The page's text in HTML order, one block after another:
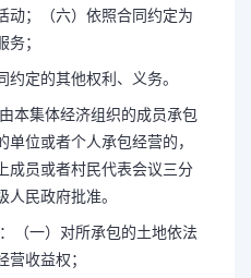
动；（六）依照合同约定为
；
约定的其他权利、义务。
本集体经济组织的成员承包
位或者个人承包经营的，
成员或者村民代表会议三分
民政府批准。
（一）对所承包的土地依法
收益权；